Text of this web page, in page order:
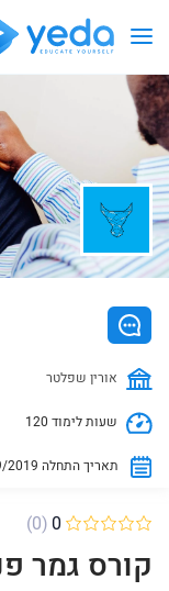
אורין שפלטר
120 שעות לימוד
(0) 0
קורס גמר